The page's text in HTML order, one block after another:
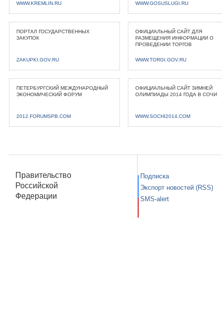
WWW.KREMLIN.RU WWW.GOSUSLUGI.RU
ПОРТАЛ ГОСУДАРСТВЕННЫХ
ЗАКУПОК
ZAKUPKI.GOV.RU
ОФИЦИАЛЬНЫЙ САЙТ ДЛЯ
РАЗМЕЩЕНИЯ ИНФОРМАЦИИ О
ПРОВЕДЕНИИ ТОРГОВ
WWW.TORGI.GOV.RU
ПЕТЕРБУРГСКИЙ МЕЖДУНАРОДНЫЙ
ЭКОНОМИЧЕСКИЙ ФОРУМ
2012.FORUMSPB.COM
ОФИЦИАЛЬНЫЙ САЙТ ЗИМНЕЙ
ОЛИМПИАДЫ 2014 ГОДА В СОЧИ
WWW.SOCHI2014.COM
Правительство
Российской
Федерации
Подписка
Экспорт новостей (RSS)
SMS-alert